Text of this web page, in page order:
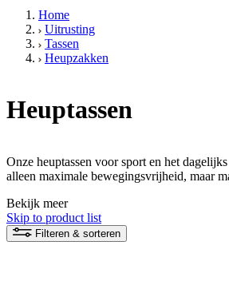
Home
Uitrusting
Tassen
Heupzakken
Heuptassen
Onze heuptassen voor sport en het
alleen maximale bewegingsvrijheid, maar
van milieuvriendelijke materialen en zorgen
belangrijkste spullen altijd bij de hand hebt.
heuptas van VAUDE die functionaliteit, stijl
Bekijk meer
Skip to product list
Filteren & sorteren